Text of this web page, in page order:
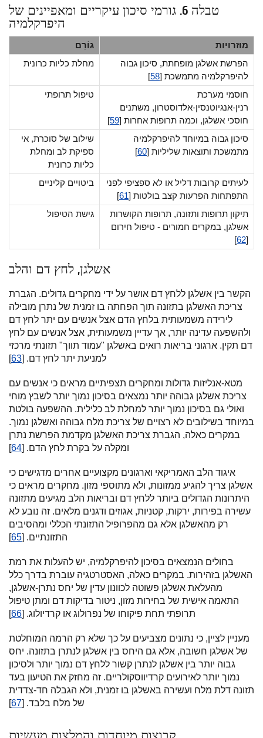
טבלה 6. גורמי סיכון עיקריים ומאפיינים של
היפרקלמיה
גוֹרֵם
מוזרויות
מחלת כליות כרונית
הפרשת אשלגן מופחתת, סיכון גבוה
להיפרקלמיה מתמשכת [58
]
טיפול תרופתי
חוסמי מערכת
רנין-אנגיוטנסין-אלדוסטרון, משתנים
חוסכי אשלגן, וכמה תרופות אחרות [59
]
שילוב של סוכרת, אי
ספיקת לב ומחלת
כליות כרונית
סיכון גבוה במיוחד להיפרקלמיה
מתמשכת ותוצאות שליליות [60
]
ביטויים קליניים
לעיתים קרובות דליל או לא ספציפי לפני
התפתחות הפרעות קצב בולטות [61
]
גישת הטיפול
תיקון תרופות ותזונה, תרופות הקושרות
אשלגן, במקרים חמורים - טיפול חירום
[
62
]
אשלגן, לחץ דם והלב
הקשר בין אשלגן ללחץ דם אושר על ידי מחקרים גדולים. הגברת
צריכת האשלגן בתזונה תוך הפחתה בו זמנית של נתרן מובילה
לירידה משמעותית בלחץ הדם אצל אנשים עם יתר לחץ דם
ולהשפעה עדינה יותר, אך עדיין משמעותית, אצל אנשים עם לחץ
דם תקין. ארגוני בריאות רואים באשלגן "עמוד תווך" תזונתי מרכזי
למניעת יתר לחץ דם. [63
]
מטא-אנליזות גדולות ומחקרים תצפיתיים מראים כי אנשים עם
צריכת אשלגן גבוהה יותר נמצאים בסיכון נמוך יותר לשבץ מוחי
ואולי גם בסיכון נמוך יותר למחלת לב כלילית. ההשפעה בולטת
במיוחד בשילובים לא רצויים של צריכת מלח גבוהה ואשלגן נמוך.
במקרים כאלה, הגברת צריכת האשלגן מקדמת הפרשת נתרן
ומקלה על בקרת לחץ הדם. [64
]
איגוד הלב האמריקאי וארגונים מקצועיים אחרים מדגישים כי
אשלגן צריך להגיע ממזונות, ולא מתוספי מזון. מחקרים מראים כי
היתרונות הגדולים ביותר ללחץ דם ובריאות הלב מגיעים מתזונה
עשירה בפירות, ירקות, קטניות, אגוזים ודגנים מלאים. זה נובע לא
רק מהאשלגן אלא גם מהפרופיל התזונתי הכללי ומהסיבים
התזונתיים. [65
]
בחולים הנמצאים בסיכון להיפרקלמיה, יש להעלות את רמת
האשלגן בזהירות. במקרים כאלה, האסטרטגיה עוברת בדרך כלל
מהעלאת אשלגן פשוטה לכוונון עדין של יחס נתרן-אשלגן,
התאמה אישית של בחירות מזון, ניטור בדיקות דם ומתן טיפול
תרופתי תחת פיקוחו של נפרולוג או קרדיולוג. [66
]
מעניין לציין, כי נתונים מצביעים על כך שלא רק הרמה המוחלטת
של אשלגן חשובה, אלא גם היחס בין אשלגן לנתרן בתזונה. יחס
גבוה יותר בין אשלגן לנתרן קשור ללחץ דם נמוך יותר ולסיכון
נמוך יותר לאירועים קרדיווסקולריים. זה מחזק את הטיעון בעד
תזונה דלת מלח ועשירה באשלגן בו זמנית, ולא הגבלה חד-צדדית
של מלח בלבד. [67
]